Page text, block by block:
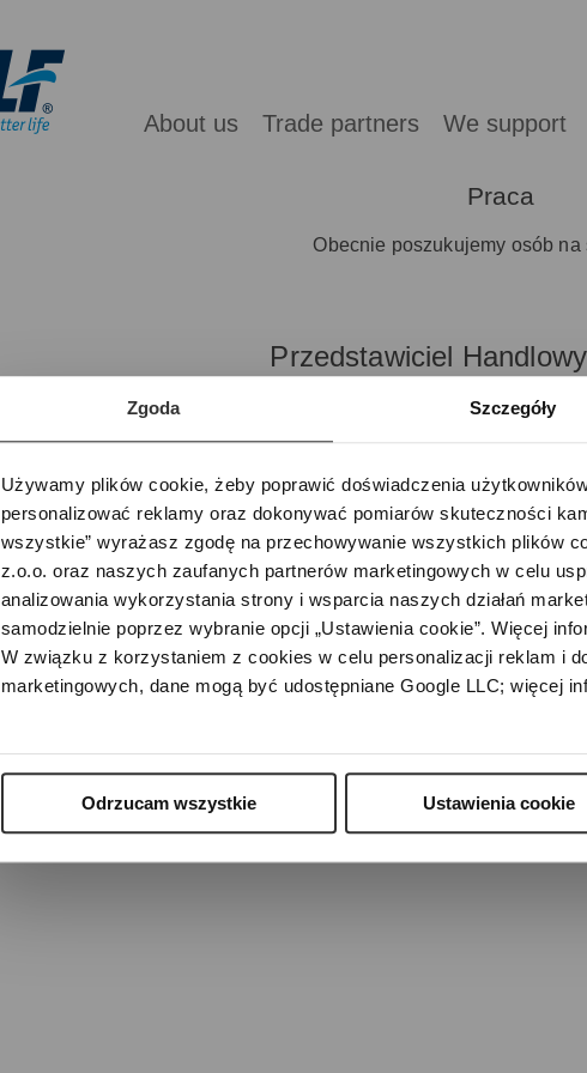
Zgoda Szczegóły
Używamy plików cookie, żeby poprawić doświadczenia
personalizować reklamy oraz dokonywać pomiarów skuteczności
wszystkie” wyrażasz zgodę na przechowywanie wszystkich plików
z.o.o. oraz naszych zaufanych partnerów marketingowych w celu
analizowania wykorzystania strony i wsparcia naszych działań
samodzielnie poprzez wybranie opcji „Ustawienia cookie”. Więcej
W związku z korzystaniem z cookies w celu personalizacji reklam i
marketingowych, dane mogą być udostępniane Google LLC; więcej
Odrzucam wszystkie Ustawienia cookie
About us Trade partners We support
Praca
Obecnie poszukujemy osób na
Przedstawiciel
Zobacz szczegóły
About us Trade partners We support News Careers